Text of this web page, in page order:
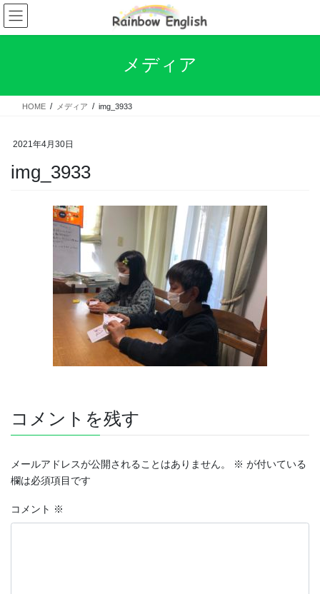
コ
ン
テ
ス
ナ
ビ
ゲ
ン
メディア
HOME メディア img_3933
2021年4月30日
img_3933
コメントを残す
メールアドレスが公開されることはありません。 ※ が付いている
欄は必須項目です
コメント ※